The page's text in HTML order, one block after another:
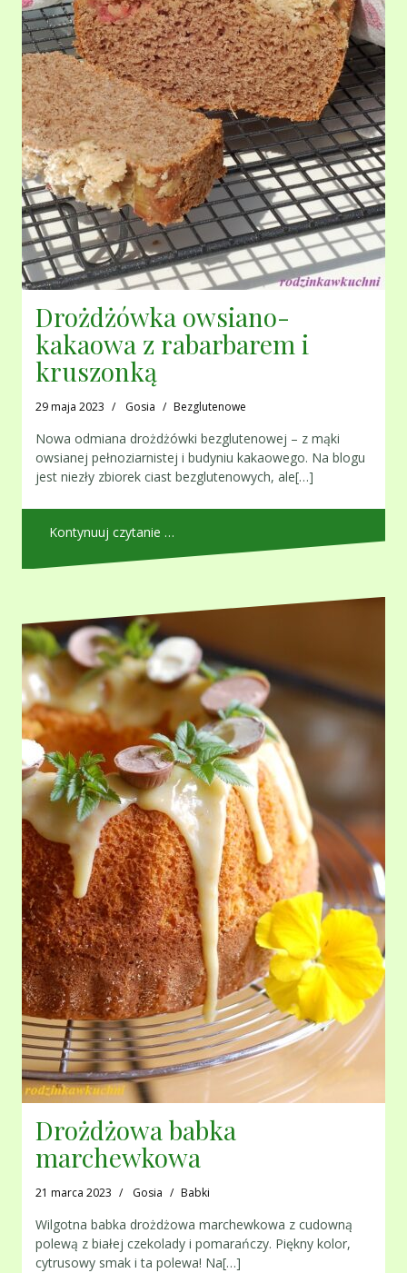
Drożdżówka owsiano-
kakaowa z rabarbarem i
kruszonką
29 maja 2023 Gosia Bezglutenowe
Nowa odmiana drożdżówki bezglutenowej – z mąki
owsianej pełnoziarnistej i budyniu kakaowego. Na blogu
jest niezły zbiorek ciast bezglutenowych, ale[…]
Kontynuuj czytanie …
Drożdżowa babka
marchewkowa
21 marca 2023 Gosia Babki
Wilgotna babka drożdżowa marchewkowa z cudowną
polewą z białej czekolady i pomarańczy. Piękny kolor,
cytrusowy smak i ta polewa! Na[…]